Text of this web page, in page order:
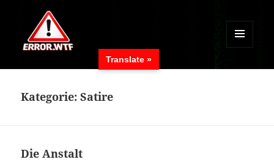
MENÜ
WIDGETS
Kategorie:Satire
Die Anstalt
Translate »